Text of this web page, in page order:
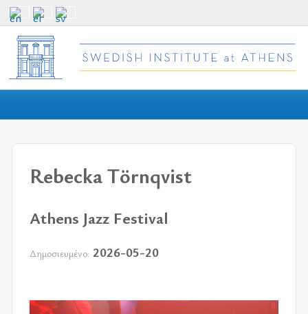
Rebecka Törnqvist
Athens Jazz Festival
Δημοσιευμένο: 2026-05-20